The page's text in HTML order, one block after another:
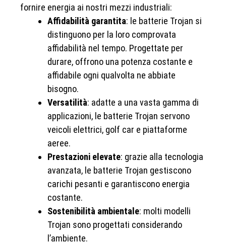
fornire energia ai nostri mezzi industriali:
Affidabilità garantita: le batterie Trojan si
distinguono per la loro comprovata
affidabilità nel tempo. Progettate per
durare, offrono una potenza costante e
affidabile ogni qualvolta ne abbiate
bisogno.
Versatilità: adatte a una vasta gamma di
applicazioni, le batterie Trojan servono
veicoli elettrici, golf car e piattaforme
aeree.
Prestazioni elevate: grazie alla tecnologia
avanzata, le batterie Trojan gestiscono
carichi pesanti e garantiscono energia
costante.
Sostenibilità ambientale: molti modelli
Trojan sono progettati considerando
l’ambiente.